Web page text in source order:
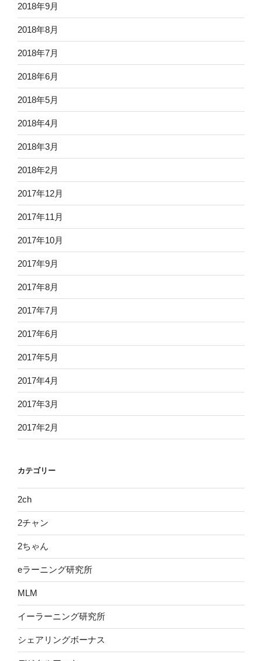
2018年9月
2018年8月
2018年7月
2018年6月
2018年5月
2018年4月
2018年3月
2018年2月
2017年12月
2017年11月
2017年10月
2017年9月
2017年8月
2017年7月
2017年6月
2017年5月
2017年4月
2017年3月
2017年2月
カテゴリー
2ch
2チャン
2ちゃん
eラーニング研究所
MLM
イーラーニング研究所
シェアリングボーナス